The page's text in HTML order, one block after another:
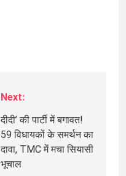
Next:
दीदी’ की पार्टी में बगावत!
59 विधायकों के समर्थन का
दावा, TMC में मचा सियासी
भूचाल